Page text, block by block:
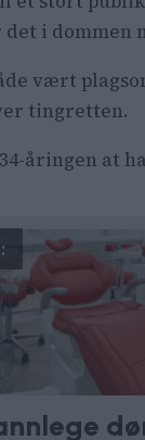
i dommen
vært
tingretten.
åringen at